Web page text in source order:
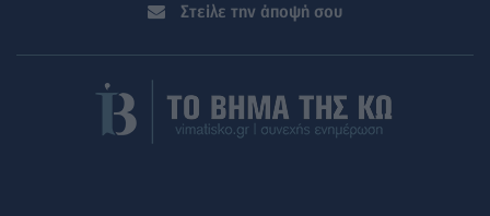
Στείλε την άποψή σου